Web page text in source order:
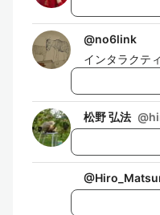
@no6link
インタラクテ
松野 弘法 @
@